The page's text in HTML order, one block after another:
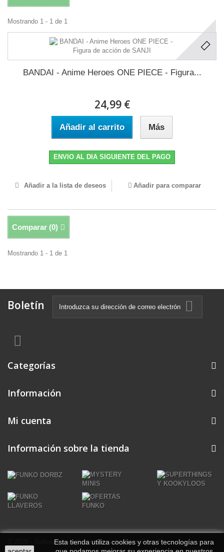
Mostrando 1 - 1 de 1
BANDAI - Anime Heroes ONE PIECE - Figura...
24,99 €
Añadir al carrito Más
ENVIO AL DIA SIGUIENTE DEL PAGO
Añadir a la lista de deseos Añadir para comparar
Comparar (0)
Mostrando 1 - 1 de 1
Boletín
Categorías
Información
© 2026 - Software para Ecommerce de PrestaShop™
Mi cuenta
Información sobre la tienda
Esta tienda utiliza cookies y otras tecnologías para